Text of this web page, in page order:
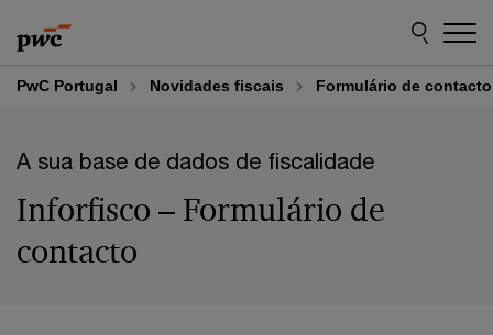
to
content
to
footer
PwC Portugal Novidades fiscais Formulário de
A sua base de dados de fiscalidade
Inforfisco – Formulário de
contacto